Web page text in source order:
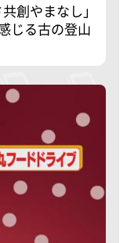
創やまなし」
じる古の登山